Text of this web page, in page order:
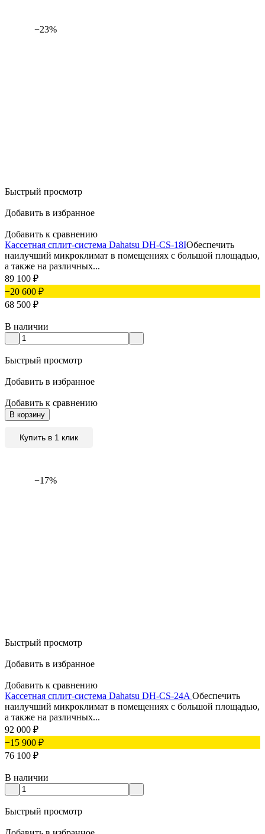
−23%
Быстрый просмотр
Добавить в избранное
Добавить к сравнению
Кассетная сплит-система Dahatsu DH-CS-18IОбеспечить
наилучший микроклимат в помещениях с большой площадью,
а также на различных...
89 100 ₽
−20 600 ₽
68 500 ₽
В наличии
Быстрый просмотр
Добавить в избранное
Добавить к сравнению
В корзину
Купить в 1 клик
−17%
Быстрый просмотр
Добавить в избранное
Добавить к сравнению
Кассетная сплит-система Dahatsu DH-CS-24AОбеспечить
наилучший микроклимат в помещениях с большой площадью,
а также на различных...
92 000 ₽
−15 900 ₽
76 100 ₽
В наличии
Быстрый просмотр